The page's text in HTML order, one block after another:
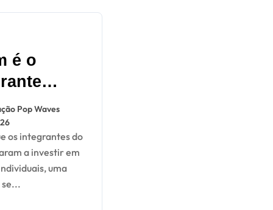
é o
Pop Waves
a investir em
uma